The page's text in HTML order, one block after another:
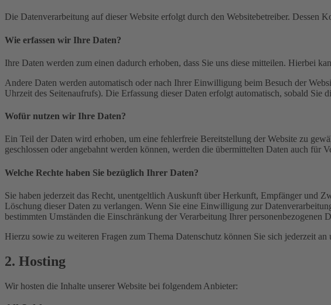
Die Datenverarbeitung auf dieser Website erfolgt durch den Websitebetreiber.
Wie erfassen wir Ihre Daten?
Ihre Daten werden zum einen dadurch erhoben, dass Sie uns diese mitteilen. Hierbei
Andere Daten werden automatisch oder nach Ihrer Einwilligung beim Besuch der
Uhrzeit des Seitenaufrufs). Die Erfassung dieser Daten erfolgt automatisch, sobald Sie
Wofür nutzen wir Ihre Daten?
Ein Teil der Daten wird erhoben, um eine fehlerfreie Bereitstellung der Website zu
geschlossen oder angebahnt werden können, werden die übermittelten Daten auch für
Welche Rechte haben Sie bezüglich Ihrer Daten?
Sie haben jederzeit das Recht, unentgeltlich Auskunft über Herkunft, Empfänger und
Löschung dieser Daten zu verlangen. Wenn Sie eine Einwilligung zur
bestimmten Umständen die Einschränkung der Verarbeitung Ihrer
Hierzu sowie zu weiteren Fragen zum Thema Datenschutz können Sie sich jederzeit an
2. Hosting
Wir hosten die Inhalte unserer Website bei folgendem Anbieter: